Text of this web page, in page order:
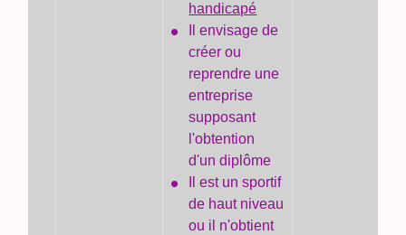
handicapé
Il envisage de
créer ou
reprendre une
entreprise
supposant
l'obtention
d'un diplôme
Il est un sportif
de haut niveau
ou il n'obtient